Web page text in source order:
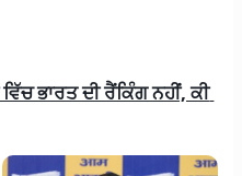
ਭਾਰਤ ਦੀ ਰੈਂਕਿੰਗ ਨਹੀਂ, ਕੀ